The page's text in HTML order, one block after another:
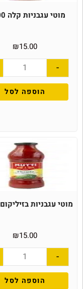
מוטי עגבניות קלה 700גר
₪15.00
-
הוספה לסל
מוטי עגבניות בזיליקום 700גר
₪15.00
-
הוספה לסל